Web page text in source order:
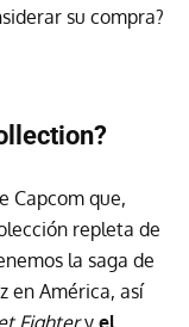
su compra?
Capcom que,
repleta de
la saga de
en América, así
Fightery el